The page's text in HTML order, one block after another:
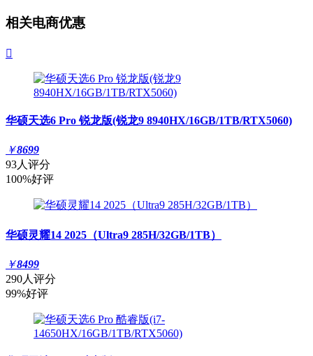
相关电商优惠

华硕天选6 Pro 锐龙版(锐龙9 8940HX/16GB/1TB/RTX5060)
￥8699
93人评分
100%好评
华硕灵耀14 2025（Ultra9 285H/32GB/1TB）
￥8499
290人评分
99%好评